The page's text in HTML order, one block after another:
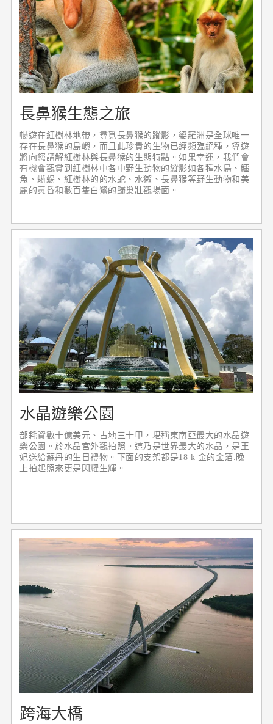
長鼻猴生態之旅
暢遊在紅樹林地帶，尋覓長鼻猴的蹤影，婆羅洲是全球唯一
存在長鼻猴的島嶼，而且此珍貴的生物已經頻臨絕種，導遊
將向您講解紅樹林與長鼻猴的生態特點。如果幸運，我們會
有機會觀賞到紅樹林中各中野生動物的縱影如各種水鳥、鱷
魚、蜥蜴、紅樹林的的水蛇、水獺、長鼻猴等野生動物和美
麗的黃昏和數百隻白鷺的歸巢壯觀場面。
水晶遊樂公園
部耗資數十億美元、占地三十甲，堪稱東南亞最大的水晶遊
樂公園。於水晶宮外觀拍照。這乃是世界最大的水晶，是王
妃送給蘇丹的生日禮物。下面的支架都是18 k 金的金箔.晚
上拍起照來更是閃耀生輝。
跨海大橋